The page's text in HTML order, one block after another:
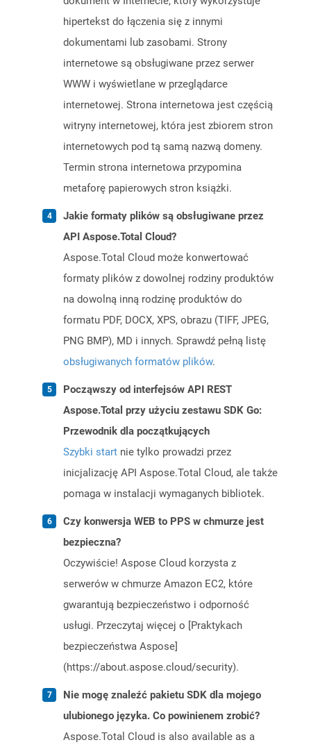
hipertekst do łączenia się z innymi
dokumentami lub zasobami. Strony
internetowe są obsługiwane przez serwer
WWW i wyświetlane w przeglądarce
internetowej. Strona internetowa jest częścią
witryny internetowej, która jest zbiorem stron
internetowych pod tą samą nazwą domeny.
Termin strona internetowa przypomina
metaforę papierowych stron książki.
Jakie formaty plików są obsługiwane przez
API Aspose.Total Cloud?
Aspose.Total Cloud może konwertować
formaty plików z dowolnej rodziny produktów
na dowolną inną rodzinę produktów do
formatu PDF, DOCX, XPS, obrazu (TIFF, JPEG,
PNG BMP), MD i innych. Sprawdź pełną listę
obsługiwanych formatów plików.
Począwszy od interfejsów API REST
Aspose.Total przy użyciu zestawu SDK Go:
Przewodnik dla początkujących
Szybki start nie tylko prowadzi przez
inicjalizację API Aspose.Total Cloud, ale także
pomaga w instalacji wymaganych bibliotek.
Czy konwersja WEB to PPS w chmurze jest
bezpieczna?
Oczywiście! Aspose Cloud korzysta z
serwerów w chmurze Amazon EC2, które
gwarantują bezpieczeństwo i odporność
usługi. Przeczytaj więcej o [Praktykach
bezpieczeństwa Aspose]
(https://about.aspose.cloud/security).
Nie mogę znaleźć pakietu SDK dla mojego
ulubionego języka. Co powinienem zrobić?
Aspose.Total Cloud is also available as a